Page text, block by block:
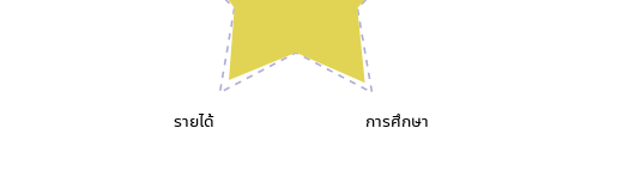
การศึกษา
รายได้